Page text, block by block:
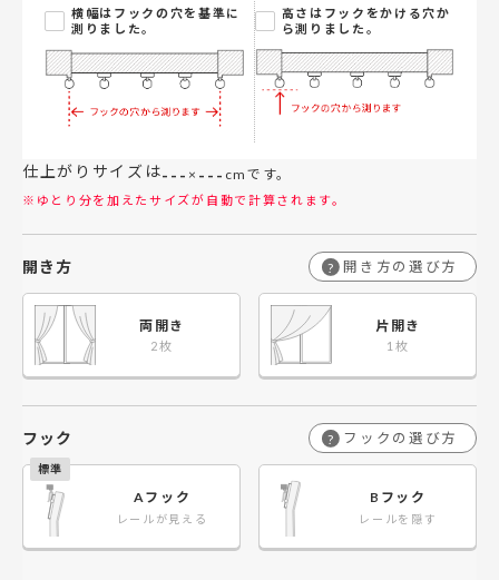
横幅はフックの穴を基準に
測りました。
高さはフックをかける穴か
ら測りました。
仕上がりサイズは--- × --- cmです。
※ゆとり分を加えたサイズが自動で計算されます。
開き方 ? 開き方の選び方
両開き 片開き
フック ? フックの選び方
Aフック
レールが見える
Bフック
レールを隠す